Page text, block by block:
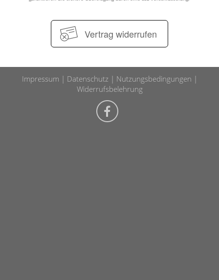
Vertrag widerrufen
Impressum Datenschutz
Nutzungsbedingungen
Widerrufsbelehrung